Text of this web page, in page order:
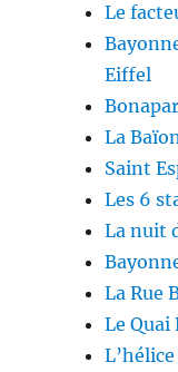
Le
Eiffel
La
Saint
Les 6
La nuit
La Rue
Le Quai